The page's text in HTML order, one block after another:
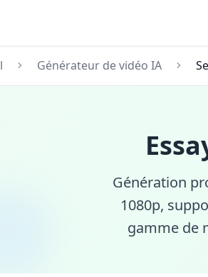
Générateur de vidéo IA
Génération
1080p,
gamme de
de vidéo IA - Texte &